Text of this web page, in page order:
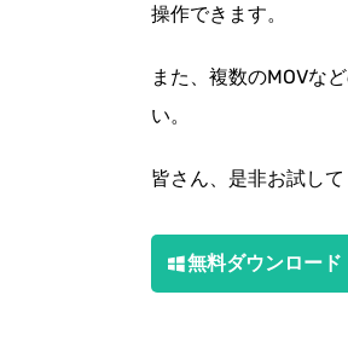
操作できます。
また、複数のMOVな
い。
皆さん、是非お試し
無料ダウンロード